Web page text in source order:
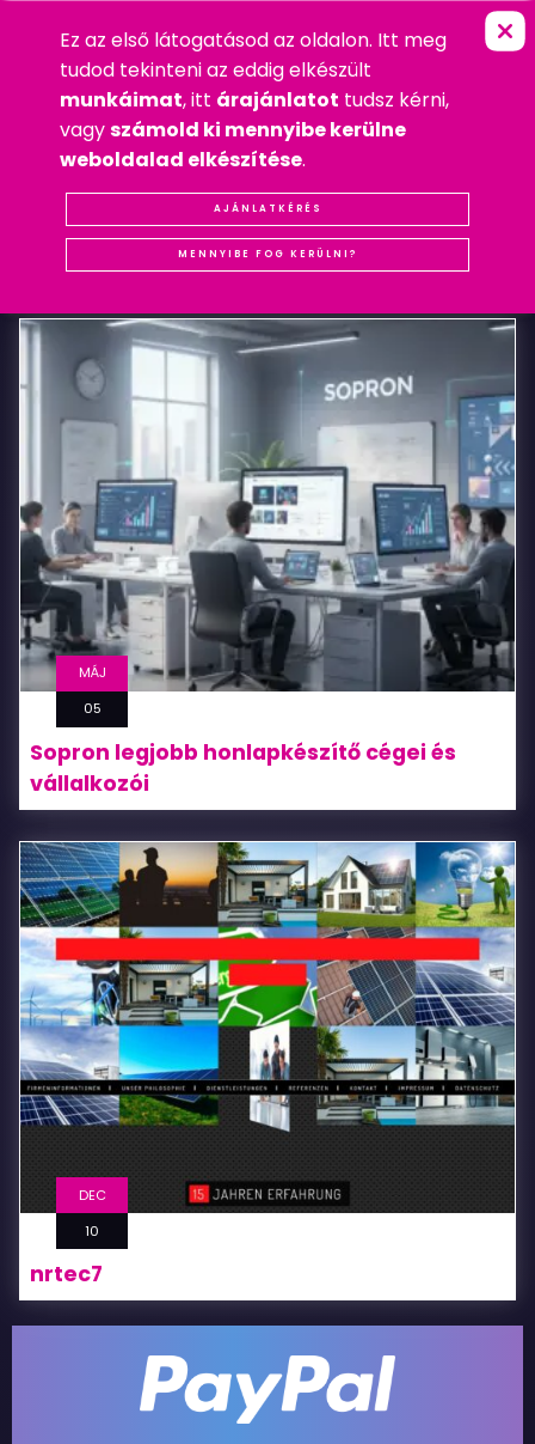
OLYMOS DESIGN FŐOLDAL
LOGÓ
2009. SZEPTEMBER 18. PÉNTEK
LOGÓ
,
WEBDESIGN
#REFERENCIA
#SOPRON
KAPCSOLÓDÓBEJEGYZÉSEK
MÁJ
05
Sopron legjobb honlapkészítő cégei és
vállalkozói
DEC
10
nrtec7
Ez az első látogatásod az oldalon. Itt meg
tudod tekinteni az eddig elkészült
munkáimat, itt árajánlatot tudsz kérni,
vagyszámold ki mennyibe kerülne
weboldalad elkészítése.
AJÁNLATKÉRÉS
MENNYIBE FOG KERÜLNI?